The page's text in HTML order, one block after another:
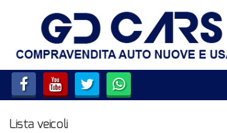
LISTA VEICOLI
SERVIZI
ACQUISTIAMO USATO E
Lista veicoli